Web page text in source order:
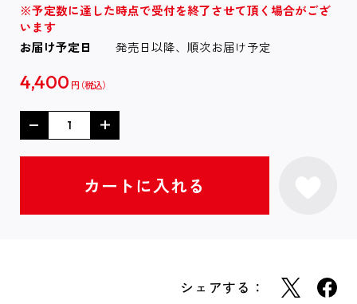
※予定数に達した時点で受付を終了させて頂く場合がござ
います
お届け予定日
発売日以降、順次お届け予定
4,400 円
シェアする：